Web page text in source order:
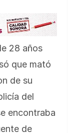
28 años
que mató
de su
del
encontraba
de